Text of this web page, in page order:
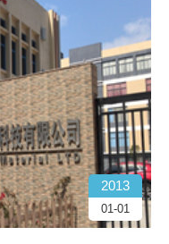
2013
01-01